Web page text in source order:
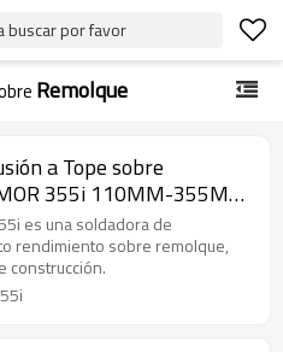
buscar por favor
Remolque
a Tope sobre
355i 110MM-355MM
es una soldadora de
rendimiento sobre remolque,
construcción.